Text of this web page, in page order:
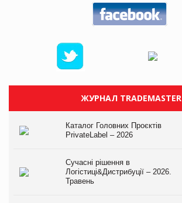
ЖУРНАЛ TRADEMASTER
Каталог Головних Проєктів
PrivateLabel – 2026
Сучасні рішення в
Логістиці&Дистрибуції – 2026.
Травень